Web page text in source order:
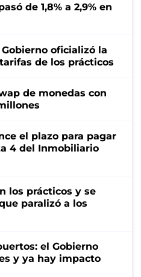
de 1,8% a 2,9% en
oficializó la
de los prácticos
de monedas con
el plazo para pagar
4 del Inmobiliario
los prácticos y se
paralizó a los
el Gobierno
y ya hay impacto